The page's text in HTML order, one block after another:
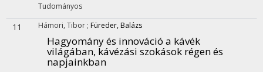
Tudományos
11 Hámori, Tibor ; Füreder, Balázs
Hagyomány és innováció a kávék
világában, kávézási szokások régen és
napjainkban